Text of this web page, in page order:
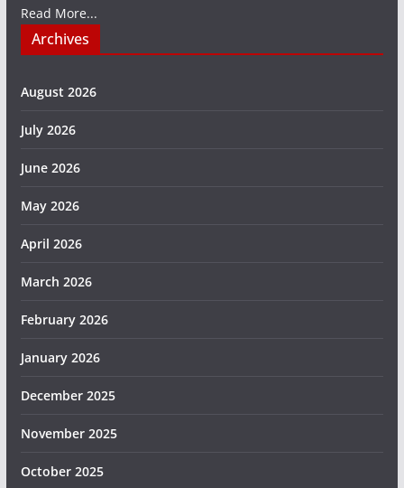
Read More...
Archives
August 2026
July 2026
June 2026
May 2026
April 2026
March 2026
February 2026
January 2026
December 2025
November 2025
October 2025